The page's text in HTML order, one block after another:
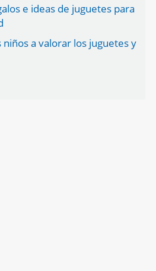
e ideas de juguetes para
a valorar los juguetes y